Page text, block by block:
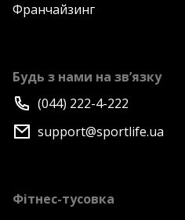
Франчайзинг
Будь з нами на зв’язку
(044) 222-4-222
support@sportlife.ua
Фітнес-тусовка